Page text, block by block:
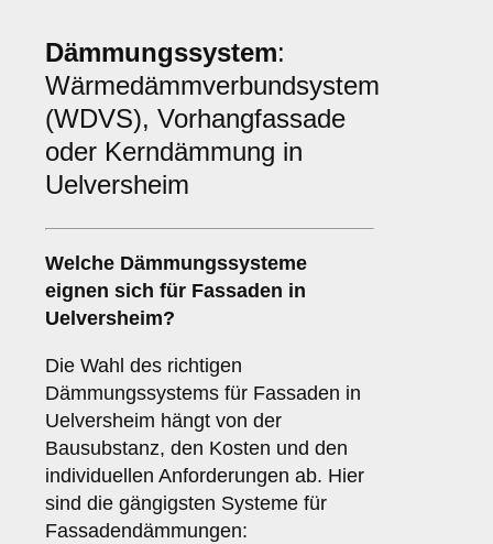
Dämmungssystem:
Wärmedämmverbundsystem
(WDVS), Vorhangfassade
oder Kerndämmung in
Uelversheim
Welche Dämmungssysteme
eignen sich für Fassaden in
Uelversheim?
Die Wahl des richtigen
Dämmungssystems für Fassaden in
Uelversheim hängt von der
Bausubstanz, den Kosten und den
individuellen Anforderungen ab. Hier
sind die gängigsten Systeme für
Fassadendämmungen: